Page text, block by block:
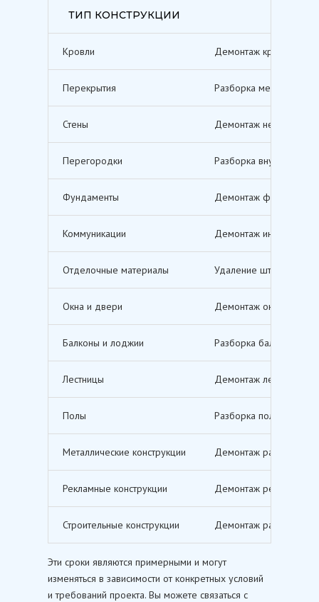
ТИП КОНСТРУКЦИИ
Кровли Демонтаж кровельных
Перекрытия Разборка межэтажных
Стены Демонтаж несущих и
Перегородки Разборка внутренних
Фундаменты Демонтаж
Коммуникации Демонтаж инженерных
Отделочные материалы Удаление штукатурки,
Окна и двери Демонтаж оконных и
Балконы и лоджии Разборка балконов и
Лестницы Демонтаж лестничных
Полы Разборка полов,
Металлические конструкции Демонтаж различных
Рекламные конструкции Демонтаж рекламных
Строительные конструкции Демонтаж различных
Эти сроки являются примерными и могут
изменяться в зависимости от конкретных условий
и требований проекта. Вы можете связаться с